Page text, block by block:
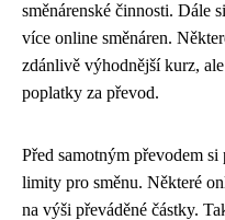
směnárenské činnosti. Dále
více online směnáren.
zdánlivě výhodnější kurz,
poplatky za převod.
Před samotným převodem
limity pro směnu. Některé
na výši převáděné částky.